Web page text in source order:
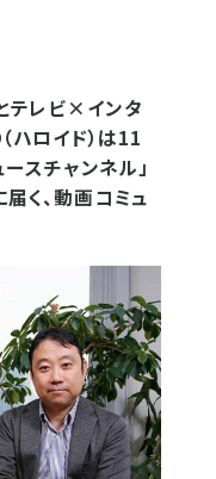
テレビ×インタ
ハロイド）は11
スチャンネル」
く、動画コミュ